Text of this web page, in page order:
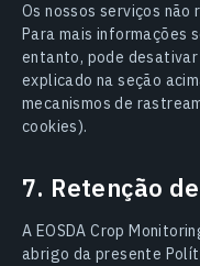
Os nossos serviços não
Para mais informações
entanto, pode
explicado na seção
mecanismos de
cookies).
7. Retenção
A EOSDA Crop
abrigo da presente